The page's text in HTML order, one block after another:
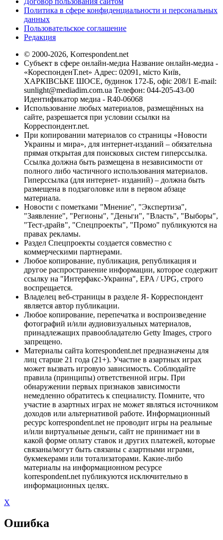
Политика в сфере конфиденциальности и персональных
данных
Пользовательское соглашение
Редакция
© 2000-2026, Korrespondent.net
Субъект в сфере онлайн-медиа Название онлайн-медиа -
«КореспонденТ.net» Адрес: 02091, місто Київ,
ХАРКІВСЬКЕ ШОСЕ, будинок 172-Б, офіс 208/1 E-mail:
sunlight@mediadim.com.ua Телефон: 044-205-43-00
Идентификатор медиа - R40-06068
Использование любых материалов, размещённых на
сайте, разрешается при условии ссылки на
Корреспондент.net.
При копировании материалов со страницы «Новости
Украины и мира», для интернет-изданий – обязательна
прямая открытая для поисковых систем гиперссылка.
Ссылка должна быть размещена в независимости от
полного либо частичного использования материалов.
Гиперссылка (для интернет- изданий) – должна быть
размещена в подзаголовке или в первом абзаце
материала.
Новости с пометками "Мнение", "Экспертиза",
"Заявление", "Регионы", "Деньги", "Власть", "Выборы",
"Тест-драйв", "Спецпроекты", "Промо" публикуются на
правах рекламы.
Раздел Спецпроекты создается совместно с
коммерческими партнерами.
Любое копирование, публикация, републикация и
другое распространение информации, которое содержит
ссылку на "Интерфакс-Украина", EPA / UPG, строго
воспрещается.
Владелец веб-страницы в разделе Я- Корреспондент
является автор публикации.
Любое копирование, перепечатка и воспроизведение
фотографий и/или аудиовизуальных материалов,
принадлежащих правообладателю Getty Images, строго
запрещено.
Материалы сайта korrespondent.net предназначены для
лиц старше 21 года (21+). Участие в азартных играх
может вызвать игровую зависимость. Соблюдайте
правила (принципы) ответственной игры. При
обнаружении первых признаков зависимости
немедленно обратитесь к специалисту. Помните, что
участие в азартных играх не может являться источником
доходов или альтернативой работе. Информационный
ресурс korrespondent.net не проводит игры на реальные
и/или виртуальные деньги, сайт не принимает ни в
какой форме оплату ставок и других платежей, которые
связаны/могут быть связаны с азартными играми,
букмекерами или тотализаторами. Какие-либо
материалы на информационном ресурсе
korrespondent.net публикуются исключительно в
информационных целях.
X
Ошибка